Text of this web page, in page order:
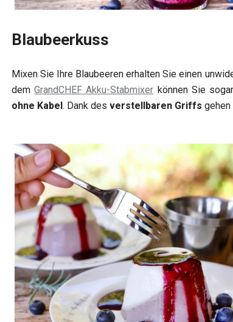
Blaubeerkuss
Mixen Sie Ihre Blaubeeren erhalten Sie einen
demGrandCHEF Akku-Stabmixer können Sie
ohne Kabel. Dank des verstellbaren Griffs gehen